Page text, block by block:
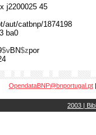
j2200025 45
aut/catbnp/1874198
ba0
$vBN$zpor
OpendataBNP@bnportugal.pt
2003 |